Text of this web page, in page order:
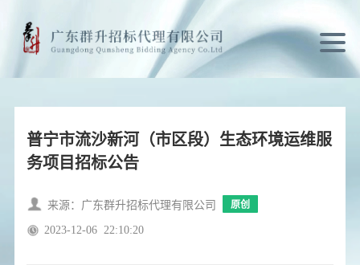
普宁市流沙新河（市区段）生态环境运维服
务项目招标公告
来源：广东群升招标代理有限公司 原创
2023-12-06 22:10:20